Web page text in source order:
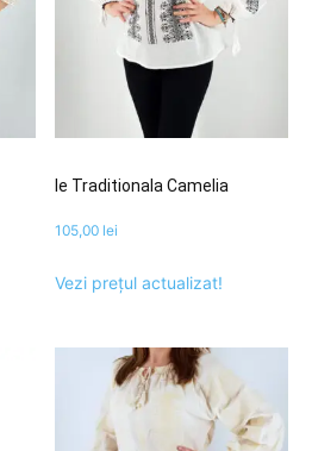
Ie Traditionala Camelia
105,00 lei
Vezi prețul actualizat!